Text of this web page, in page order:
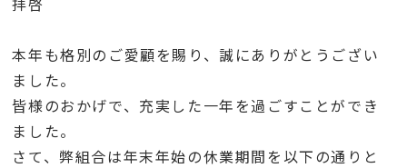
本年も格別のご愛顧を賜り、誠にありがとうござい
ました。
皆様のおかげで、充実した一年を過ごすことができ
ました。
さて、弊組合は年末年始の休業期間を以下の通りと